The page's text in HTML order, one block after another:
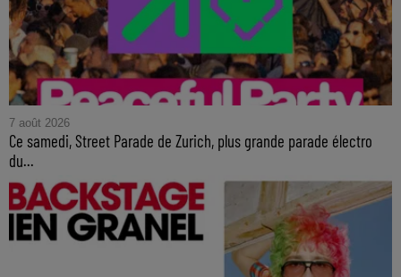
7 août 2026
Ce samedi, Street Parade de Zurich, plus grande parade électro
du...